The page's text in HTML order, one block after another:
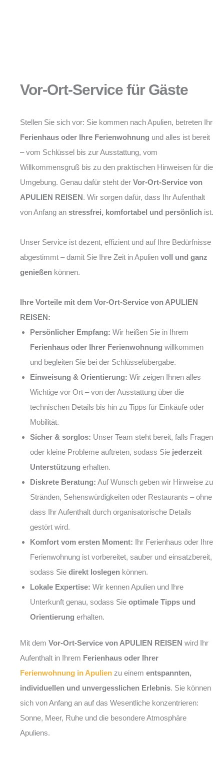
Vor-Ort-Service für Gäste
Stellen Sie sich vor: Sie kommen nach Apulien, betreten Ihr
Ferienhaus oder Ihre Ferienwohnung und alles ist bereit
– vom Schlüssel bis zur Ausstattung, vom
Willkommensgruß bis zu den praktischen Hinweisen für die
Umgebung. Genau dafür steht der Vor-Ort-Service von
APULIEN REISEN. Wir sorgen dafür, dass Ihr Aufenthalt
von Anfang an stressfrei, komfortabel und persönlich ist.
Unser Service ist dezent, effizient und auf Ihre Bedürfnisse
abgestimmt – damit Sie Ihre Zeit in Apulien voll und ganz
genießen können.
Ihre Vorteile mit dem Vor-Ort-Service von APULIEN
REISEN:
Persönlicher Empfang: Wir heißen Sie in Ihrem
Ferienhaus oder Ihrer Ferienwohnung willkommen
und begleiten Sie bei der Schlüsselübergabe.
Einweisung & Orientierung: Wir zeigen Ihnen alles
Wichtige vor Ort – von der Ausstattung über die
technischen Details bis hin zu Tipps für Einkäufe oder
Mobilität.
Sicher & sorglos: Unser Team steht bereit, falls Fragen
oder kleine Probleme auftreten, sodass Sie jederzeit
Unterstützung erhalten.
Diskrete Beratung: Auf Wunsch geben wir Hinweise zu
Stränden, Sehenswürdigkeiten oder Restaurants – ohne
dass Ihr Aufenthalt durch organisatorische Details
gestört wird.
Komfort vom ersten Moment: Ihr Ferienhaus oder Ihre
Ferienwohnung ist vorbereitet, sauber und einsatzbereit,
sodass Sie direkt loslegen können.
Lokale Expertise: Wir kennen Apulien und Ihre
Unterkunft genau, sodass Sie optimale Tipps und
Orientierung erhalten.
Mit dem Vor-Ort-Service von APULIEN REISEN wird Ihr
Aufenthalt in Ihrem Ferienhaus oder Ihrer
Ferienwohnung in Apulien zu einem entspannten,
individuellen und unvergesslichen Erlebnis. Sie können
sich von Anfang an auf das Wesentliche konzentrieren:
Sonne, Meer, Ruhe und die besondere Atmosphäre
Apuliens.